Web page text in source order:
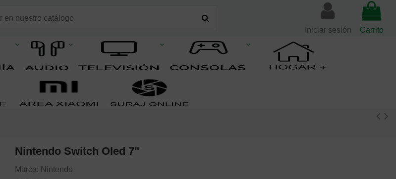
Iniciar sesión Carrito
Nintendo Switch Oled 7"
Marca: Nintendo